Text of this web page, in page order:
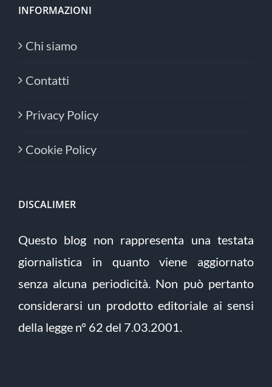
INFORMAZIONI
Chi siamo
Contatti
Privacy Policy
Cookie Policy
DISCALIMER
Questo blog non rappresenta una testata
giornalistica in quanto viene aggiornato
senza alcuna periodicità. Non può pertanto
considerarsi un prodotto editoriale ai sensi
della legge n° 62 del 7.03.2001.